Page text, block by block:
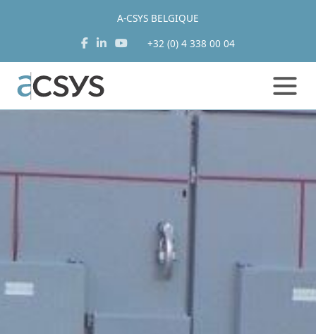
Aller
contenu
A-CSYS BELGIQUE
+32 (0) 4 338 00 04